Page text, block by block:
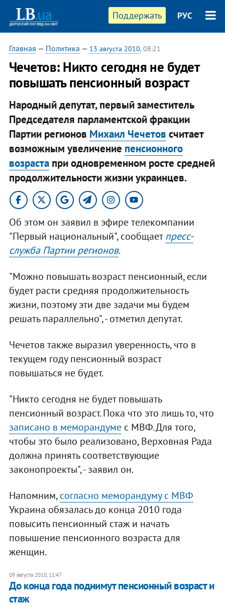
Поддержать РУС
Главная — Политика — 13 августа 2010, 08:21
Чечетов: Никто сегодня не будет
повышать пенсионный возраст
Народный депутат, первый заместитель
Председателя парламентской фракции
Партии регионов Михаил Чечетов считает
возможным увеличение пенсионного
возрастапри одновременном росте средней
продолжительности жизни украинцев.
Об этом он заявил в эфире телекомпании
"Первый национальный", сообщаетпресс-
служба Партии регионов.
"Можно повышать возраст пенсионный, если
будет расти средняя продолжительность
жизни, поэтому эти две задачи мы будем
решать параллельно", - отметил депутат.
Чечетов также выразил уверенность, что в
текущем году пенсионный возраст
повышаться не будет.
"Никто сегодня не будет повышать
пенсионный возраст. Пока что это лишь то, что
записано в меморандумес МВФ. Для того,
чтобы это было реализовано, Верховная Рада
должна принять соответствующие
законопроекты", - заявил он.
Напомним,согласно меморандуму с МВФ
Украина обязалась до конца 2010 года
повысить пенсионный стаж и начать
повышение пенсионного возраста для
женщин.
09 августа 2010, 11:47
До конца года поднимут пенсионный возраст и
стаж